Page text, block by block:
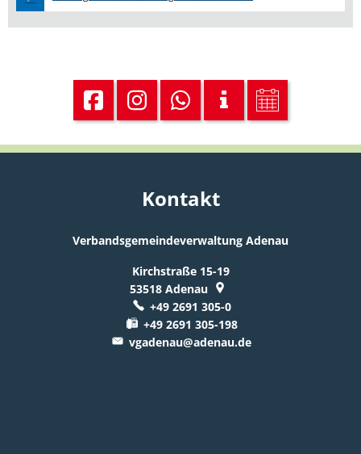
Kontakt
Verbandsgemeindeverwaltung Adenau
Kirchstraße 15-19
53518 Adenau
+49 2691 305-0
+49 2691 305-198
vgadenau@adenau.de